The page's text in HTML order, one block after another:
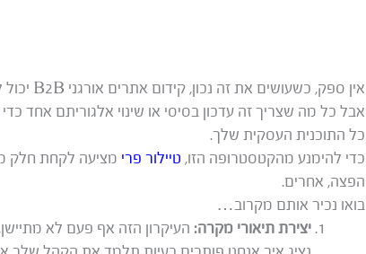
אין ספק, כשעושים את זה נכון, קידום אתרים אורגני B2B יכול להביא לך ארגזים של לידים.
אבל כל מה שצריך זה עדכון בסיסי או שינוי אלגוריתם אחד
כל התוכנית העסקית שלך.
כדי להימנע מהקטסטרופה הזו, טיילור פרי
הפצה, אחרים.
בואו נכיר אותם מקרוב…
יצירת תיאורי מקרה: העיקרון הזה אף פעם לא